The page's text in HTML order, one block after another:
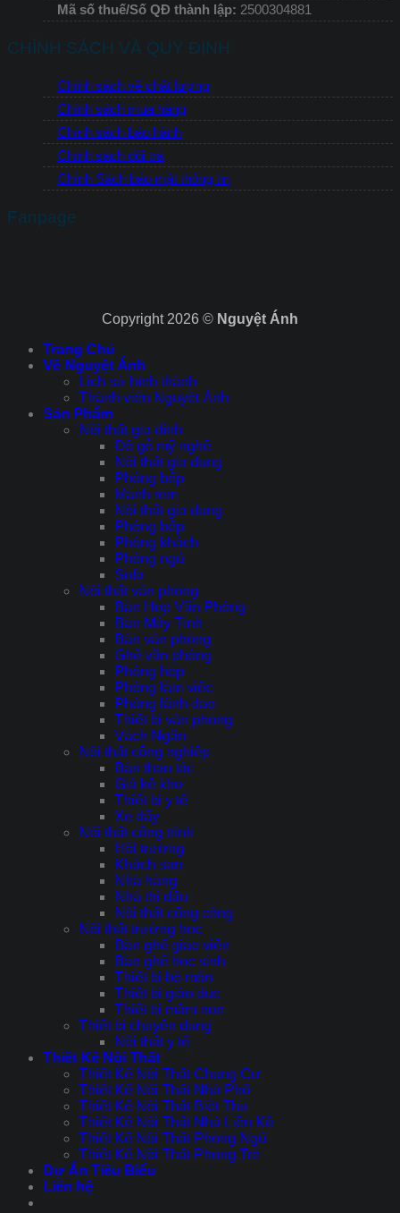
Mã số thuế/Số QĐ thành lập: 2500304881
CHÍNH SÁCH VÀ QUY ĐỊNH
Chính sách về chất lượng
Chính sách mua hàng
Chính sách bảo hành
Chính sách đổi trả
Chính Sách bảo mật thông tin
Fanpage
Copyright 2026 © Nguyệt Ánh
Trang Chủ
Về Nguyệt Ánh
Lịch sử hình thành
Thành viên Nguyệt Ánh
Sản Phẩm
Nội thất gia đình
Đồ gỗ mỹ nghệ
Nội thất gia dụng
Phòng bếp
Mành rèm
Nội thất gia dụng
Phòng bếp
Phòng khách
Phòng ngủ
Sofa
Nội thất văn phòng
Bàn Họp Văn Phòng
Bàn Máy Tính
Bàn văn phòng
Ghế văn phòng
Phòng họp
Phòng làm việc
Phòng lãnh đạo
Thiết bị văn phòng
Vách Ngăn
Nội thất công nghiệp
Bàn thao tác
Giá kệ kho
Thiết bị y tế
Xe đẩy
Nội thất công trình
Hội trường
Khách sạn
Nhà hàng
Nhà thi đấu
Nội thất công cộng
Nội thất trường học
Bàn ghế giáo viên
Bàn ghế học sinh
Thiết bị bộ môn
Thiết bị giáo dục
Thiết bị mầm non
Thiết bị chuyên dụng
Nội thất y tế
Thiết Kế Nội Thất
Thiết Kế Nội Thất Chung Cư
Thiết Kế Nội Thất Nhà Phố
Thiết Kế Nội Thất Biệt Thự
Thiết Kế Nội Thất Nhà Liền Kề
Thiết Kế Nội Thất Phòng Ngủ
Thiết Kế Nội Thất Phòng Trẻ
Dự Án Tiêu Biểu
Liên hệ